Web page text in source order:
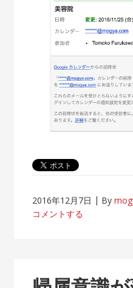
2016年12月7日 By
コメントする